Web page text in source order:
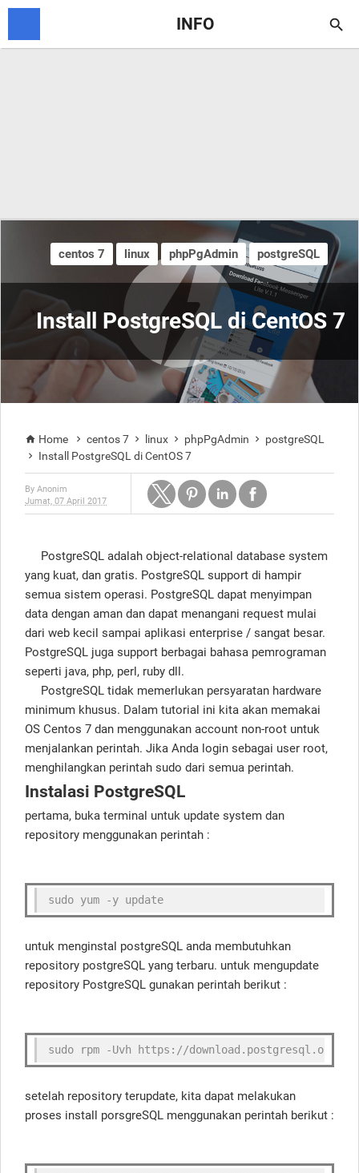
INFO 
Install PostgreSQL di CentOS 7
centos 7 linux phpPgAdmin postgreSQL
 Home  centos 7  linux  phpPgAdmin  postgreSQL
 Install PostgreSQL di CentOS 7
By Anonim
Jumat, 07 April 2017
PostgreSQL adalah object-relational database system
yang kuat, dan gratis. PostgreSQL support di hampir
semua sistem operasi. PostgreSQL dapat menyimpan
data dengan aman dan dapat menangani request mulai
dari web kecil sampai aplikasi enterprise / sangat besar.
PostgreSQL juga support berbagai bahasa pemrograman
seperti java, php, perl, ruby dll.
PostgreSQL tidak memerlukan persyaratan hardware
minimum khusus. Dalam tutorial ini kita akan memakai
OS Centos 7 dan menggunakan account non-root untuk
menjalankan perintah. Jika Anda login sebagai user root,
menghilangkan perintah sudo dari semua perintah.
Instalasi PostgreSQL
pertama, buka terminal untuk update system dan
repository menggunakan perintah :
sudo yum -y update
untuk menginstal postgreSQL anda membutuhkan
repository postgreSQL yang terbaru. untuk mengupdate
repository PostgreSQL gunakan perintah berikut :
sudo rpm -Uvh https://download.postgresql.org/
setelah repository terupdate, kita dapat melakukan
proses install porsgreSQL menggunakan perintah berikut :